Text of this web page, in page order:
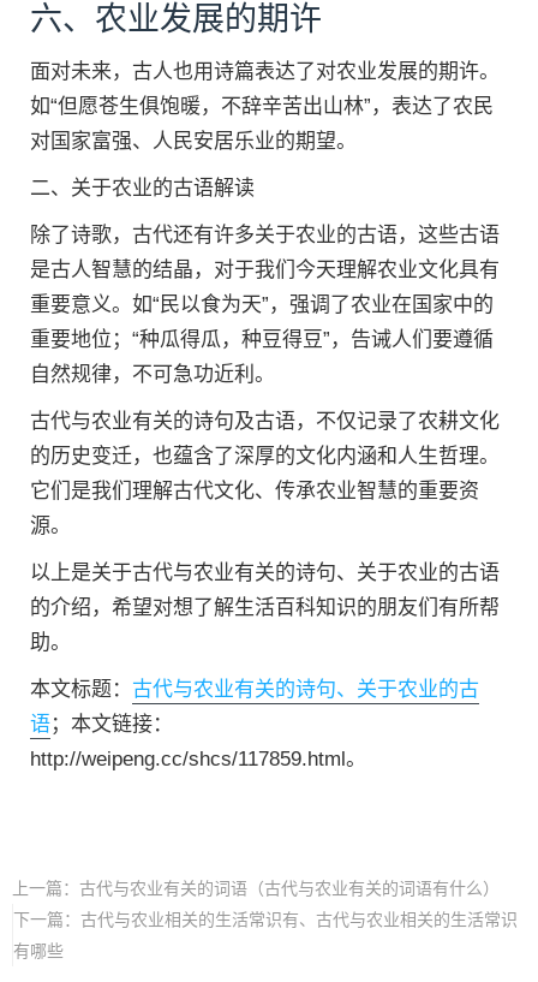
六、农业发展的期许
面对未来，古人也用诗篇表达了对农业发展的期许。
如“但愿苍生俱饱暖，不辞辛苦出山林”，表达了农民
对国家富强、人民安居乐业的期望。
二、关于农业的古语解读
除了诗歌，古代还有许多关于农业的古语，这些古语
是古人智慧的结晶，对于我们今天理解农业文化具有
重要意义。如“民以食为天”，强调了农业在国家中的
重要地位；“种瓜得瓜，种豆得豆”，告诫人们要遵循
自然规律，不可急功近利。
古代与农业有关的诗句及古语，不仅记录了农耕文化
的历史变迁，也蕴含了深厚的文化内涵和人生哲理。
它们是我们理解古代文化、传承农业智慧的重要资
源。
以上是关于古代与农业有关的诗句、关于农业的古语
的介绍，希望对想了解生活百科知识的朋友们有所帮
助。
本文标题： 古代与农业有关的诗句、关于农业的古
语；本文链接：
http://weipeng.cc/shcs/117859.html。
上一篇： 古代与农业有关的词语（古代与农业有关的词语有什么）
下一篇： 古代与农业相关的生活常识有、古代与农业相关的生活常识
有哪些